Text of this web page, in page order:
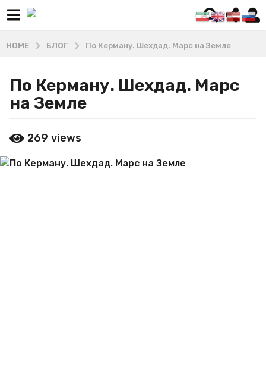
HOME БЛОГ По Керману. Шехдад. Марс на Земле
6
е
a
o
По Керману. Шехдад. Марс
на Земле
y
а
269 views